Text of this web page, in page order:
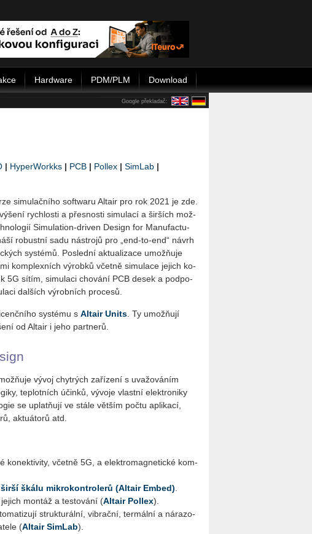
Hardware PDM/PLM Download
Google překladač:
| HyperWorkks | PCB | Pollex | SimLab |
si­mu­lač­ní­ho soft­wa­ru Al­tair pro rok 2021 je zde.
rych­los­ti a přes­nos­ti si­mu­la­cí a šir­ších mož­
Si­mu­lati­on-dri­ven De­sign for Ma­nu­factu­
ro­bust­ní sadu ná­stro­jů pro „end-to-end“ návrh
sys­té­mů. Po­sled­ní ak­tu­a­li­za­ce umožňuje
kom­plex­ních vý­rob­ků včet­ně si­mu­la­ce je­jich ko­
5G sítím, si­mu­la­ci cho­vá­ní PCB desek a pod­po­
dal­ších vý­rob­ních pro­ce­sů.
sys­té­mu s Al­tair Units . Ty umožňují
od Al­tair i jeho part­ne­rů.
vývoj chyt­rých za­ří­ze­ní s uva­žo­vá­ním
tep­lot­ních účin­ků, vý­vo­je vlast­ní elek­tro­ni­ky
se uplatňují ve stále vět­ším počtu apli­ka­cí,
ak­tu­á­to­rů atd.
ko­nek­ti­vi­ty, včet­ně 5G, a elek­tro­mag­ne­tic­ké kom­
širší škálu mi­k­ro­kon­t­ro­le­rů (Al­tair Embed)
, je­jich mon­táž a tes­to­vá­ní (Al­tair Pollex).
struk­tu­rál­ní, vib­rač­ní, ter­mál­ní a ná­ra­zo­
(Al­tair SimLab).